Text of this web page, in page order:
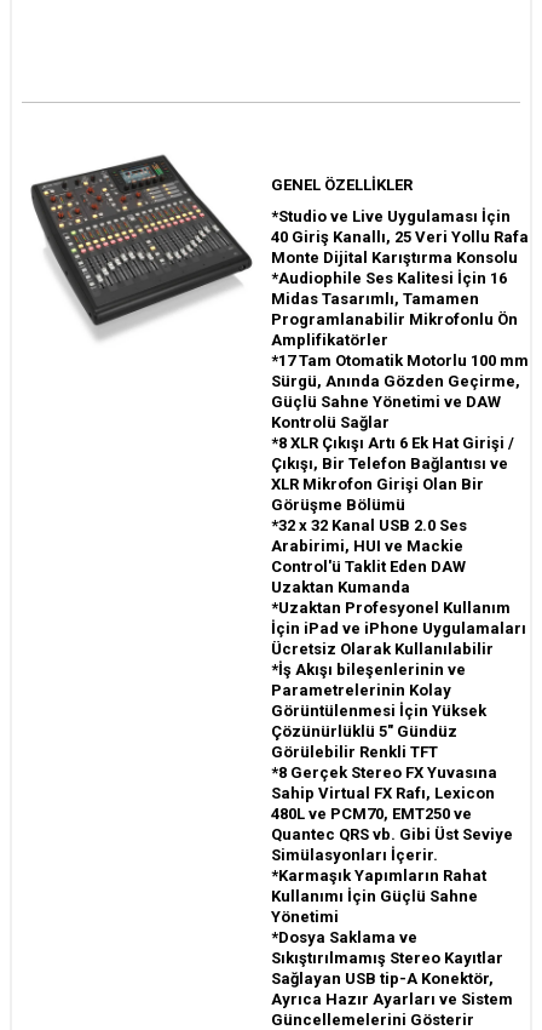
GENEL ÖZELLİKLER
*Studio ve Live Uygulaması İçin
40 Giriş Kanallı, 25 Veri Yollu Rafa
Monte Dijital Karıştırma Konsolu
*Audiophile Ses Kalitesi İçin 16
Midas Tasarımlı, Tamamen
Programlanabilir Mikrofonlu Ön
Amplifikatörler
*17 Tam Otomatik Motorlu 100 mm
Sürgü, Anında Gözden Geçirme,
Güçlü Sahne Yönetimi ve DAW
Kontrolü Sağlar
*8 XLR Çıkışı Artı 6 Ek Hat Girişi /
Çıkışı, Bir Telefon Bağlantısı ve
XLR Mikrofon Girişi Olan Bir
Görüşme Bölümü
*32 x 32 Kanal USB 2.0 Ses
Arabirimi, HUI ve Mackie
Control'ü Taklit Eden DAW
Uzaktan Kumanda
*Uzaktan Profesyonel Kullanım
İçin iPad ve iPhone Uygulamaları
Ücretsiz Olarak Kullanılabilir
*İş Akışı bileşenlerinin ve
Parametrelerinin Kolay
Görüntülenmesi İçin Yüksek
Çözünürlüklü 5" Gündüz
Görülebilir Renkli TFT
*8 Gerçek Stereo FX Yuvasına
Sahip Virtual FX Rafı, Lexicon
480L ve PCM70, EMT250 ve
Quantec QRS vb. Gibi Üst Seviye
Simülasyonları İçerir.
*Karmaşık Yapımların Rahat
Kullanımı İçin Güçlü Sahne
Yönetimi
*Dosya Saklama ve
Sıkıştırılmamış Stereo Kayıtlar
Sağlayan USB tip-A Konektör,
Ayrıca Hazır Ayarları ve Sistem
Güncellemelerini Gösterir